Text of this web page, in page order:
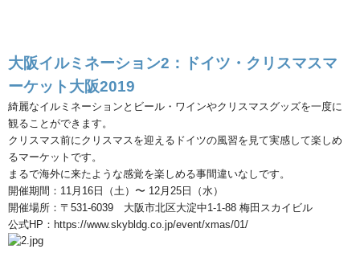
大阪イルミネーション2 ：ドイツ・クリスマスマ
ーケット大阪2019
綺麗なイルミネーションとビール・ワインやクリスマスグッズを一度に
観ることができます。
クリスマス前にクリスマスを迎えるドイツの風習を見て実感して楽しめ
るマーケットです。
まるで海外に来たような感覚を楽しめる事間違いなしです。
開催期間： 11月 16 日（土）〜 12月 25 日（水）
開催場所：〒 531-6039 大阪市北区大淀中1-1-88 梅田スカイビル
公式HP ： https://www.skybldg.co.jp/event/xmas/01/